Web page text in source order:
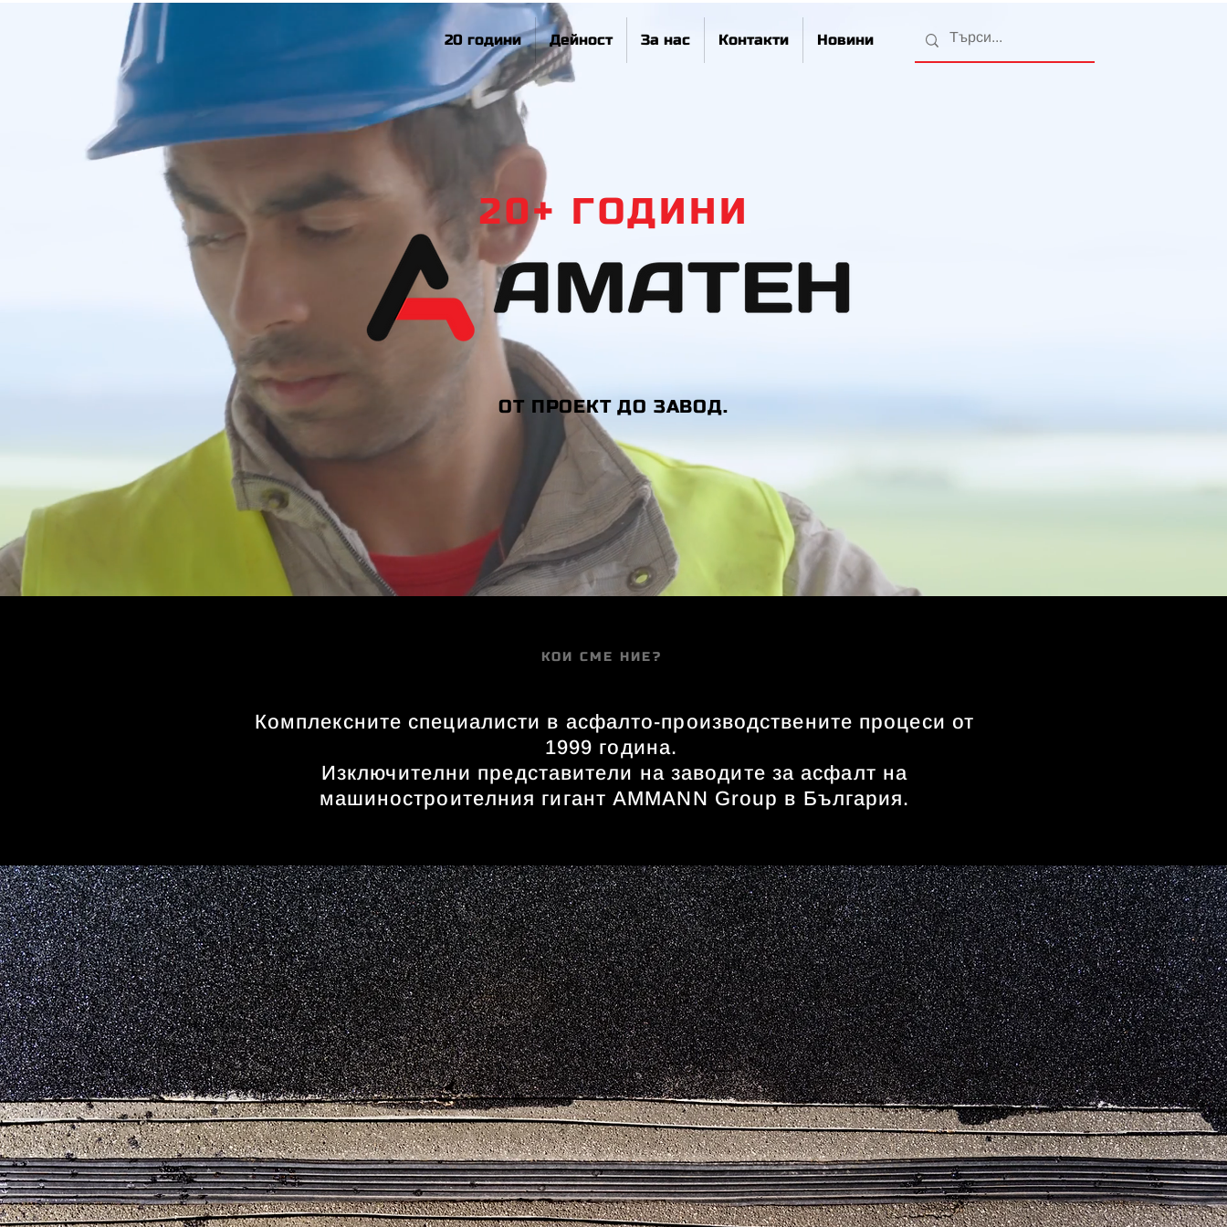
20 години Дейност За нас Контакти Новини
20+ ГОДИНИ
ОТ ПРОЕКТ ДО ЗАВОД.
КОИ СМЕ НИЕ?
Комплексните специалисти в асфалто-производствените процеси от
1999 година.
Изключителни представители на заводите за асфалт на
машиностроителния гигант AMMANN Group в България.
Аматех има ексклузивно
партньорство с
което ни прави единственият агент в
България, който продава техните